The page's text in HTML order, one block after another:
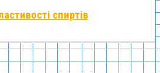
спиртів